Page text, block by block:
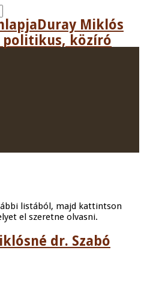
Duray Miklós
politikus, közíró
listából, majd kattintson
el szeretne olvasni.
dr. Szabó